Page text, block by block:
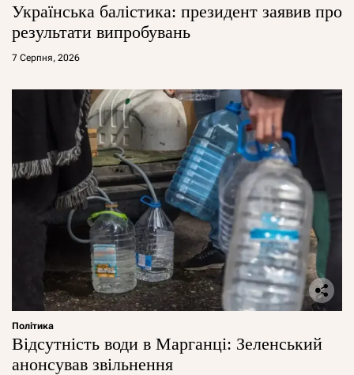
Українська балістика: президент заявив про
результати випробувань
7 Серпня, 2026
Політика
Відсутність води в Марганці: Зеленський
анонсував звільнення